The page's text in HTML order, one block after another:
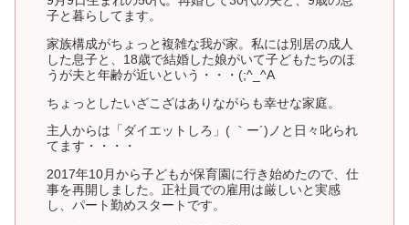
子と暮らしてます。
家族構成がちょっと複雑な我が家。私には別居の成人
した息子と、18歳で結婚した娘がいて子どもたちのほ
うが夫と年齢が近いという・・・(;^_^A
ちょっとしたいざこざはありながらも幸せな家庭。
主人からは「ダイエットしろ」( ｀ー´)ノと日々叱られ
てます・・・・
2017年10月から子どもが保育園に行き始めたので、仕
事を再開しました。正社員での雇用は厳しいと実感
し、パート勤めスタートです。